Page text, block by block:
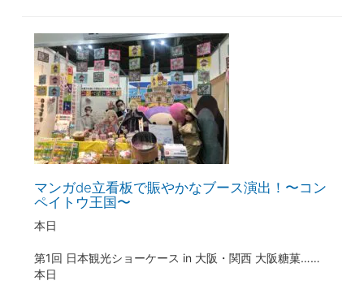
マンガde立看板で賑やかなブース演出！〜コン
ペイトウ王国〜
本日
第1回 日本観光ショーケース in 大阪・関西 大阪糖菓……
本日